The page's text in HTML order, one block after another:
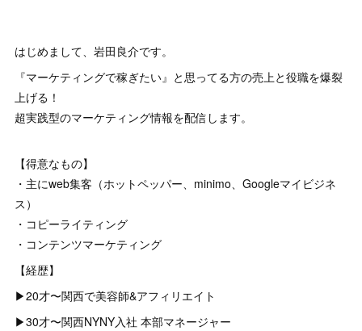
はじめまして、岩田良介です。
『マーケティングで稼ぎたい』と思ってる方の売上と役職を爆裂
上げる！
超実践型のマーケティング情報を配信します。
【得意なもの】
・主にweb集客（ホットペッパー、minimo、Googleマイビジネ
ス）
・コピーライティング
・コンテンツマーケティング
【経歴】
▶︎20才〜関西で美容師&アフィリエイト
▶︎30才〜関西NYNY入社 本部マネージャー